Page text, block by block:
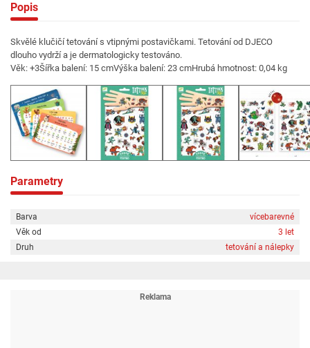
Popis
Skvělé klučičí tetování s vtipnými postavičkami. Tetování od DJECO
dlouho vydrží a je dermatologicky testováno.
Věk: +3Šířka balení: 15 cmVýška balení: 23 cmHrubá hmotnost: 0,04 kg
Parametry
Barva
vícebarevné
Věk od
3 let
Druh
tetování a nálepky